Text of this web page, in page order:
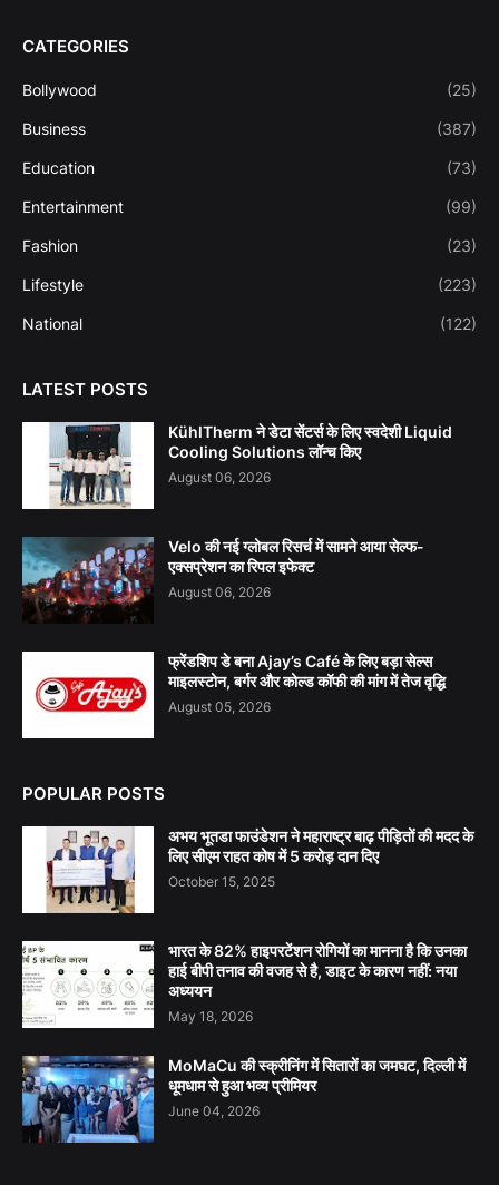
CATEGORIES
Bollywood (25)
Business (387)
Education (73)
Entertainment (99)
Fashion (23)
Lifestyle (223)
National (122)
LATEST POSTS
KühlTherm ने डेटा सेंटर्स के लिए स्वदेशी Liquid
Cooling Solutions लॉन्च किए
August 06, 2026
Velo की नई ग्लोबल रिसर्च में सामने आया सेल्फ-
एक्सप्रेशन का रिपल इफेक्ट
August 06, 2026
फ्रेंडशिप डे बना Ajay’s Café के लिए बड़ा सेल्स
माइलस्टोन, बर्गर और कोल्ड कॉफी की मांग में तेज वृद्धि
August 05, 2026
POPULAR POSTS
अभय भूतडा फाउंडेशन ने महाराष्ट्र बाढ़ पीड़ितों की मदद के
लिए सीएम राहत कोष में 5 करोड़ दान दिए
October 15, 2025
भारत के 82% हाइपरटेंशन रोगियों का मानना है कि उनका
हाई बीपी तनाव की वजह से है, डाइट के कारण नहीं: नया
अध्ययन
May 18, 2026
MoMaCu की स्क्रीनिंग में सितारों का जमघट, दिल्ली में
धूमधाम से हुआ भव्य प्रीमियर
June 04, 2026